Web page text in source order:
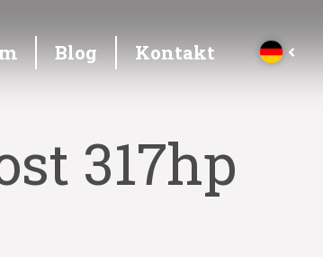
Blog Kontakt
317hp